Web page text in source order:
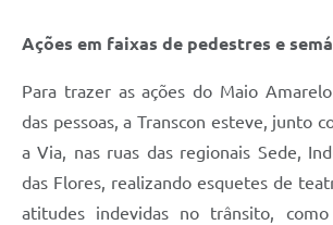
Ações em faixas de pedestres e
Para trazer as ações do Maio
das pessoas, a Transcon esteve, junto
a Via, nas ruas das regionais Sede,
das Flores, realizando esquetes de
atitudes indevidas no trânsito,